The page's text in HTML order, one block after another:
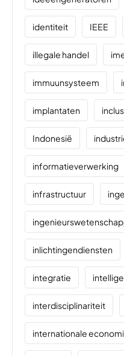
identiteit IEEE
illegale handel
immuunsysteem
implantaten
Indonesië
informatieverwerking
infrastructuur
inlichtingendiensten
integratie
interdisciplinariteit
internationale